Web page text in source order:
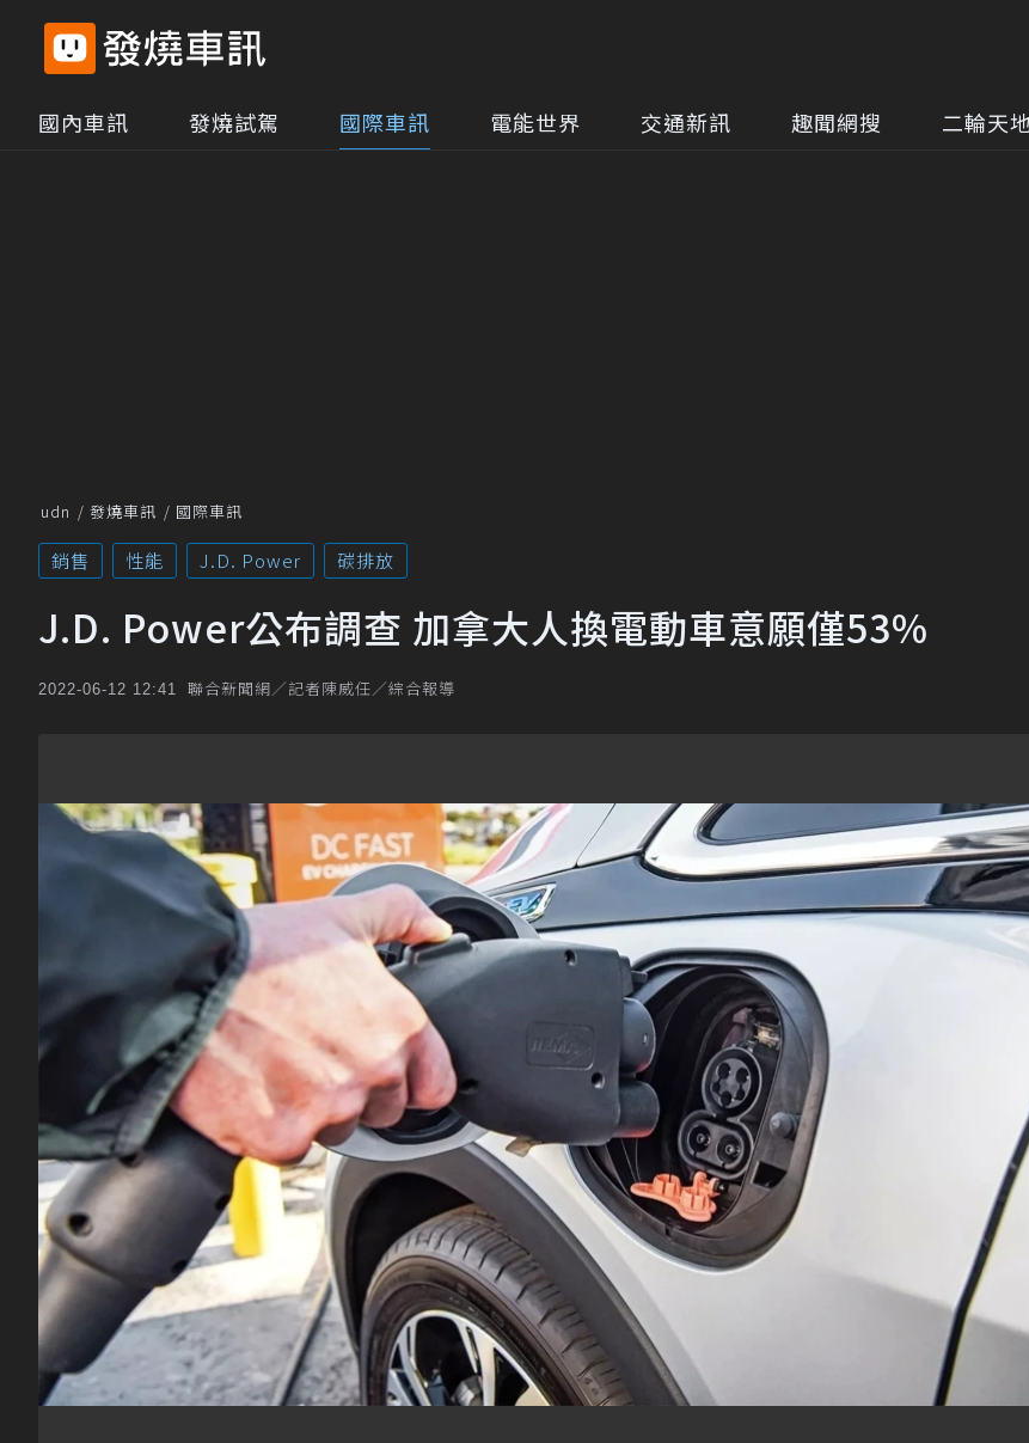
國內車訊 發燒試駕 國際車訊 電能世界 交通新訊 趣聞網搜 二輪天地
udn 發燒車訊 國際車訊
銷售 性能 J.D. Power 碳排放
J.D. Power公布調查 加拿大人換電動車意願僅53%
2022-06-12 12:41 聯合新聞網／記者陳威任／綜合報導